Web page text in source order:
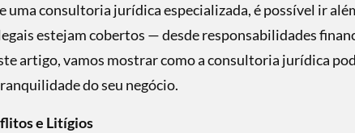
uma consultoria jurídica especializada, é possível ir
estejam cobertos — desde responsabilidades
artigo, vamos mostrar como a consultoria jurídica
do seu negócio.
e Litígios